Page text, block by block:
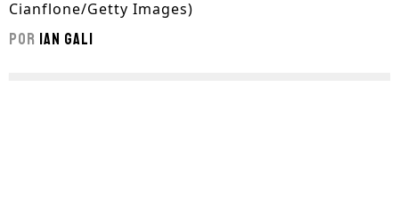
Cianflone/Getty Images)
Por Ian Gali